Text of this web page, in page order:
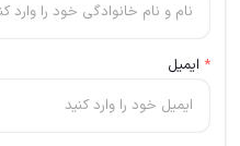
* ایمیل